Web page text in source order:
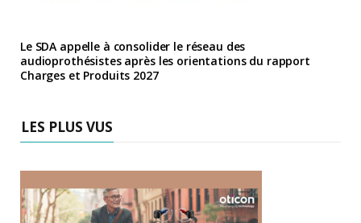
Le SDA appelle à consolider le réseau des
audioprothésistes après les orientations du rapport
Charges et Produits 2027
LES PLUS VUS